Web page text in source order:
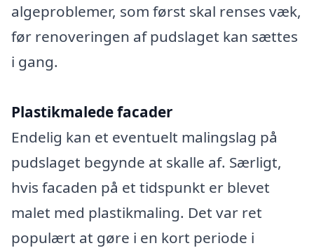
algeproblemer, som først skal renses væk,
før renoveringen af pudslaget kan sættes
i gang.
Plastikmalede facader
Endelig kan et eventuelt malingslag på
pudslaget begynde at skalle af. Særligt,
hvis facaden på et tidspunkt er blevet
malet med plastikmaling. Det var ret
populært at gøre i en kort periode i